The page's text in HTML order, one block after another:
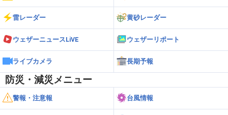
雷レーダー 黄砂レーダー
ウェザーニュースLiVE ウェザーリポート
ライブカメラ 長期予報
防災・減災メニュー
警報・注意報 台風情報